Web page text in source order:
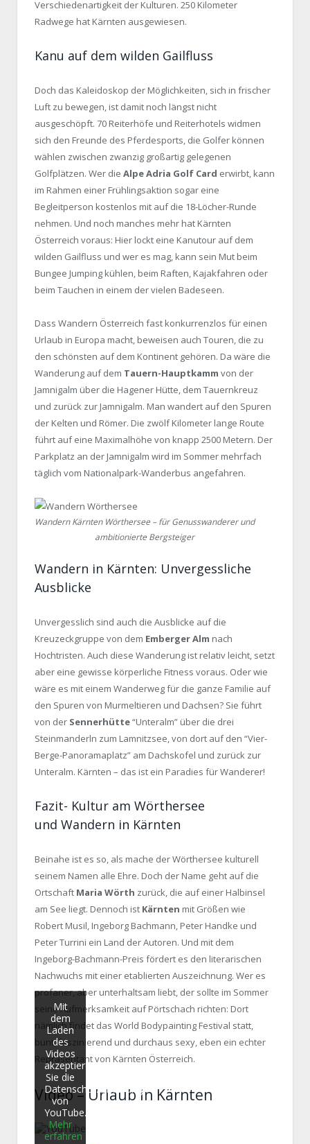
Verschiedenartigkeit der Kulturen. 250 Kilometer
Radwege hat Kärnten ausgewiesen.
Kanu auf dem wilden Gailfluss
Doch das Kaleidoskop der Möglichkeiten, sich in frischer
Luft zu bewegen, ist damit noch längst nicht
ausgeschöpft. 70 Reiterhöfe und Reiterhotels widmen
sich den Freunde des Pferdesports, die Golfer können
wählen zwischen zwanzig großartig gelegenen
Golfplätzen. Wer die Alpe Adria Golf Card erwirbt, kann
im Rahmen einer Frühlingsaktion sogar eine
Begleitperson kostenlos mit auf die 18-Löcher-Runde
nehmen. Und noch manches mehr hat Kärnten
Österreich voraus: Hier lockt eine Kanutour auf dem
wilden Gailfluss und wer es mag, kann sein Mut beim
Bungee Jumping kühlen, beim Raften, Kajakfahren oder
beim Tauchen in einem der vielen Badeseen.
Dass Wandern Österreich fast konkurrenzlos für einen
Urlaub in Europa macht, beweisen auch Touren, die zu
den schönsten auf dem Kontinent gehören. Da wäre die
Wanderung auf dem Tauern-Hauptkamm von der
Jamnigalm über die Hagener Hütte, dem Tauernkreuz
und zurück zur Jamnigalm. Man wandert auf den Spuren
der Kelten und Römer. Die zwölf Kilometer lange Route
führt auf eine Maximalhöhe von knapp 2500 Metern. Der
Parkplatz an der Jamnigalm wird im Sommer mehrfach
täglich vom Nationalpark-Wanderbus angefahren.
Wandern Kärnten Wörthersee – für Genusswanderer und
ambitionierte Bergsteiger
Wandern in Kärnten: Unvergessliche
Ausblicke
Unvergesslich sind auch die Ausblicke auf die
Kreuzeckgruppe von dem Emberger Alm nach
Hochtristen. Auch diese Wanderung ist relativ leicht, setzt
aber eine gewisse körperliche Fitness voraus. Oder wie
wäre es mit einem Wanderweg für die ganze Familie auf
den Spuren von Murmeltieren und Dachsen? Sie führt
von der Sennerhütte“Unteralm” über die drei
Steinmanderln zum Lamnitzsee, von dort auf den “Vier-
Berge-Panoramaplatz” am Dachskofel und zurück zur
Unteralm. Kärnten – das ist ein Paradies für Wanderer!
Fazit- Kultur am Wörthersee
und Wandern in Kärnten
Beinahe ist es so, als mache der Wörthersee kulturell
seinem Namen alle Ehre. Doch der Name geht auf die
Ortschaft Maria Wörth zurück, die auf einer Halbinsel
am See liegt. Dennoch ist Kärnten mit Größen wie
Robert Musil, Ingeborg Bachmann, Peter Handke und
Peter Turrini ein Land der Autoren. Und mit dem
Ingeborg-Bachmann-Preis fördert es den literarischen
Nachwuchs mit einer etablierten Auszeichnung. Wer es
profaner, aber unterhaltsam liebt, der sollte im Sommer
seine Aufmerksamkeit auf Pörtschach richten: Dort
nämlich findet das World Bodypainting Festival statt,
bunt, faszinierend und durchaus sexy, eben ein echter
Repräsentant von Kärnten Österreich.
Video – Urlaub in Kärnten
Mit
dem
Laden
des
Videos
akzeptieren
Sie die
Datenschutzerklärung
von
YouTube.
Mehr
erfahren